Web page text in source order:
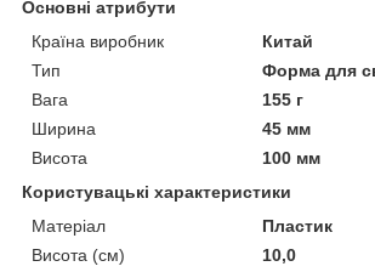
Основні атрибути
Країна виробник
Китай
Тип
Форма для
Вага
155 г
Ширина
45 мм
Висота
100 мм
Користувацькі характеристики
Матеріал
Пластик
Висота (см)
10,0